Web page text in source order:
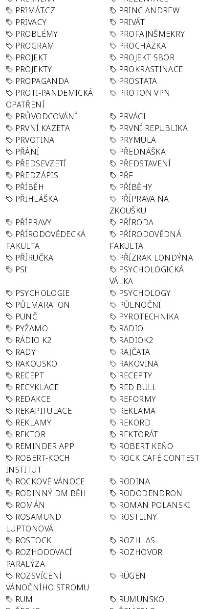
PRIMÁT.CZ
PRINC ANDREW
PRIVACY
PRIVÁT
PROBLÉMY
PROFAJNŠMEKRY
PROGRAM
PROCHÁZKA
PROJEKT
PROJEKT SBOR
PROJEKTY
PROKRASTINACE
PROPAGANDA
PROSTATA
PROTI-PANDEMICKÁ
OPATŘENÍ
PROTON VPN
PRŮVODCOVÁNÍ
PRVÁCI
PRVNÍ KAZETA
PRVNÍ REPUBLIKA
PRVOTINA
PRYMULA
PŘÁNÍ
PŘEDNÁŠKA
PŘEDSEVZETÍ
PŘEDSTAVENÍ
PŘEDZÁPIS
PŘF
PŘÍBĚH
PŘÍBĚHY
PŘIHLÁŠKA
PŘÍPRAVA NA
ZKOUŠKU
PŘÍPRAVY
PŘÍRODA
PŘÍRODOVĚDECKÁ
FAKULTA
PŘÍRODOVĚDNÁ
FAKULTA
PŘÍRUČKA
PŘÍZRAK LONDÝNA
PSI
PSYCHOLOGICKÁ
VÁLKA
PSYCHOLOGIE
PSYCHOLOGY
PŮLMARATON
PŮLNOČNÍ
PUNČ
PYROTECHNIKA
PYŽAMO
RADIO
RÁDIO K2
RADIOK2
RADY
RAJČATA
RAKOUSKO
RAKOVINA
RECEPT
RECEPTY
RECYKLACE
RED BULL
REDAKCE
REFORMY
REKAPITULACE
REKLAMA
REKLAMY
REKORD
REKTOR
REKTORÁT
REMINDER APP
ROBERT KEŇO
ROBERT-KOCH
INSTITUT
ROCK CAFÉ CONTEST
ROCKOVÉ VÁNOCE
RODINA
RODINNÝ DM BĚH
RODODENDRON
ROMÁN
ROMAN POLANSKI
ROSAMUND
LUPTONOVÁ
ROSTLINY
ROSTOCK
ROZHLAS
ROZHODOVACÍ
PARALÝZA
ROZHOVOR
ROZSVÍCENÍ
VÁNOČNÍHO STROMU
RÜGEN
RUM
RUMUNSKO